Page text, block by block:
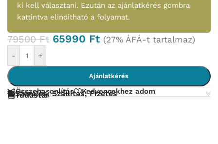
ki kell választani. Ezután az ajánlatkérés gombra
kattintva elindítható a folyamat.
79500Ft 65990 Ft (27% ÁFÁ-t tartalmaz)
- +
Ajánlatkérés
Összehasonlítás Kedvencekhez adom
Szerelés, Szállítás, Fizetés
Tudástár